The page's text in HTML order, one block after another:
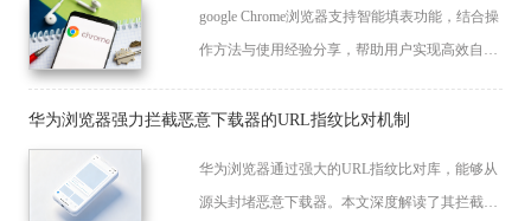
google Chrome浏览器支持智能填表功能，结合操
作方法与使用经验分享，帮助用户实现高效自动
华为浏览器强力拦截恶意下载器的URL指纹比对机制
华为浏览器通过强大的URL指纹比对库，能够从
源头封堵恶意下载器。本文深度解读了其拦截恶